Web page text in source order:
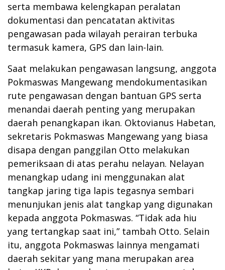
serta membawa kelengkapan peralatan
dokumentasi dan pencatatan aktivitas
pengawasan pada wilayah perairan terbuka
termasuk kamera, GPS dan lain-lain.
Saat melakukan pengawasan langsung, anggota
Pokmaswas Mangewang mendokumentasikan
rute pengawasan dengan bantuan GPS serta
menandai daerah penting yang merupakan
daerah penangkapan ikan. Oktovianus Habetan,
sekretaris Pokmaswas Mangewang yang biasa
disapa dengan panggilan Otto melakukan
pemeriksaan di atas perahu nelayan. Nelayan
menangkap udang ini menggunakan alat
tangkap jaring tiga lapis tegasnya sembari
menunjukan jenis alat tangkap yang digunakan
kepada anggota Pokmaswas. “Tidak ada hiu
yang tertangkap saat ini,” tambah Otto. Selain
itu, anggota Pokmaswas lainnya mengamati
daerah sekitar yang mana merupakan area